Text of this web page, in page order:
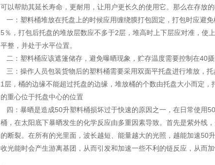
可以帮助其延长寿命，更耐用，让用户更长久的使用它。那么在存放
一：塑料桶堆放在托盘上的时候应用缠绕膜打包固定，打包时应避
5％，打包后托盘的堆放层数应不多于2层，堆高时上下层应对准，使
平整，并处于水平位置。
二：塑料桶应该遮篷储存，避免曝晒现象，贮存温度需要控制在40
三：操作人员包装货物后的塑料桶需要采用双面平托盘进行堆放，
1层，桶的边缘不能超过托盘的边缘，堆放桶的个数由托盘大小而定
的重心位于托盘中心的位置
四：暴晒是造成50升塑料桶损坏过于快速的原因之一，在日常使用
桶，在太阳底下暴晒发生的化学反应由多重因素导致。首先是紫外线
的断裂。在所有的光里面，波长越短、能量越大的光照，越能加速50
收光能时会产生游离基团，从而引发和加速一些不利的链反应，从而加